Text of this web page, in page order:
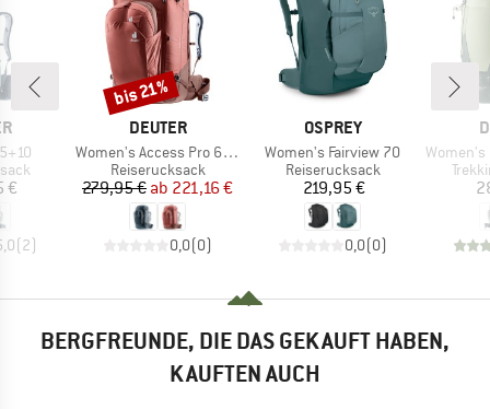
€
(2)
MARKE
DEUTER
Artikel
Women's Access Pro 60 SL
Produktgruppe
Reiserucksack
Preis
279,95 € reduzierter Preis
ab 221,16 €
0,0(0)
Rabatt
bis 21%
MARKE
OSPREY
Artikel
Women's Fairview 70
Produktgruppe
Reiserucksack
Preis
219,95 €
0,0(0)
Artikel
Women's
BERGFREUNDE, DIE DAS GEKAUFT HABEN,
KAUFTEN AUCH